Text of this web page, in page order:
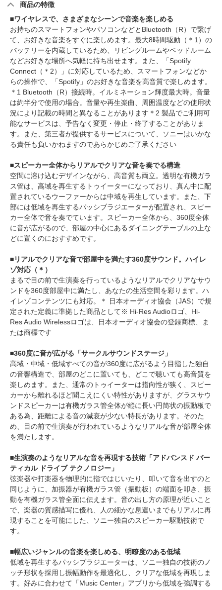
商品の特徴
■ワイヤレスで、さまざまなシーンで音楽を楽しめる
お持ちのスマートフォンやパソコンなどとBluetooth（R）で繋げ
て、お好きな音楽をすぐに楽しめます。最大8時間駆動（＊1）の
バッテリーを内蔵しているため、リビングルームやベッドルーム
などお好きな場所へ気軽に持ち出せます。また、「Spotify
Connect（＊2）」に対応しているため、スマートフォンなどか
らの操作で、「Spotify」のお好きな音楽を高音質で楽しめます。
＊1 Bluetooth（R）接続時。イルミネーション輝度最大時。音量
は約半分で使用の場合。音量や再生楽曲、周囲温度などの使用状
況により記載の時間と異なることがあります＊2 製品でご利用可
能なサービスは、予告なく変更・停止・終了することがありま
す。また、第三者が提供するサービスについて、ソニーはいかな
る責任も負いかねますのであらかじめご了承ください
■スピーカー全体からリアルでクリアな音を奏でる構造
空間に溶け込むデザインながら、高音質も両立。透明な有機ガラ
ス管は、高域を再生するトゥイーターになっており、真ん中に配
置されているウーファーからは中域を再生しています。また、下
部には低域を再生するパッシブラジエーターが配置され、スピー
カー全体で音を奏でています。スピーカー全体から、360度全体
に音が広がるので、部屋の中心にあるダイニングテーブルの上な
どに置くのにおすすめです。
■リアルでクリアな音で部屋中を満たす360度サウンド。ハイレ
ゾ対応（＊）
まるで目の前で生演奏を行っているようなリアルでクリアなサウ
ンドを360度部屋中に満たし、あなたの生活空間を彩ります。ハ
イレゾコンテンツにも対応。＊ 日本オーディオ協会（JAS）で規
定された定義に準拠した商品として※ Hi-Res Audioロゴ、Hi-
Res Audio Wirelessロゴは、日本オーディオ協会の登録商標、ま
たは商標です
■360度に音が広がる「サークルサウンドステージ」
高域・中域・低域すべての音が360度に広がるよう目指した独自
の音響構造で、部屋のどこに置いても、どこで聴いても高音質を
楽しめます。また、通常のトゥイーターは指向性が狭く、スピー
カーから離れるほど聞こえにくい特性がありますが、グラスサウ
ンドスピーカーは有機ガラス管全体が縦に長い円筒状の振動板で
ある為、距離による音の減衰が少ない特長があります。そのた
め、目の前で生演奏が行われているようなリアルな音が部屋全体
を満たします。
■生演奏のようなリアルな音を再現する技術「アドバンスド バー
ティカル ドライブ テクノロジー」
弦楽器や打楽器を物理的に指ではじいたり、叩いて音を出すのと
同じように、加振器が有機ガラス管（振動板）の端面を叩き、振
動を有機ガラス管全面に伝えます。音の出し方の原理が近いこと
で、楽器の質感描写に優れ、人の細かな息遣いまでもリアルに再
現することを可能にした、ソニー独自のスピーカー駆動技術で
す。
■幅広いジャンルの音楽を楽しめる、明瞭度のある低域
低域を再生するパッシブラジエーターは、ソニー独自の技術のノ
ッチ形状を採用し振幅動作を最適化し、クリアな低域を再現しま
す。好みに合わせて「Music Center」アプリから低域を強調する